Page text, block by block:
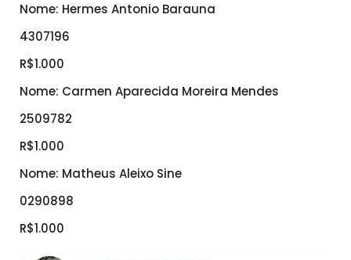
Nome: Hermes Antonio Barauna
4307196
R$1.000
Nome: Carmen Aparecida Moreira Mendes
2509782
R$1.000
Nome: Matheus Aleixo Sine
0290898
R$1.000